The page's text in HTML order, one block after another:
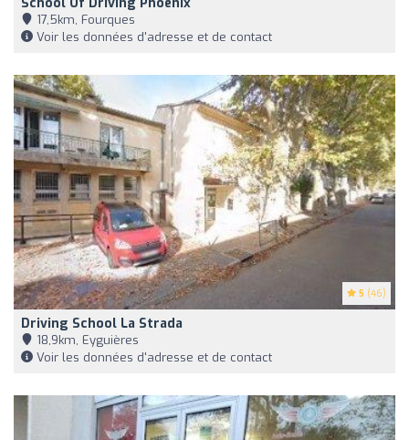
17,5km, Fourques
Voir les données d'adresse et de contact
5 (46)
Driving School La Strada
18,9km, Eyguières
Voir les données d'adresse et de contact